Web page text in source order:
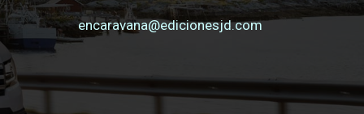
encaravana@edicionesjd.com